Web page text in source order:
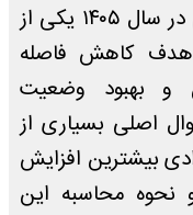
همسان‌سازی حقوق بازنشستگان در سال ۱۴۰۵ یکی از
هدف کاهش فاصله
و بهبود وضعیت
اصلی بسیاری از
بیشترین افزایش
نحوه محاسبه این